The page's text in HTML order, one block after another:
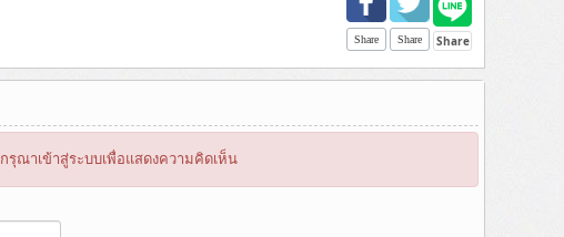
Share Share
กรุณาเข้าสู่ระบบเพื่อแสดงความคิดเห็น